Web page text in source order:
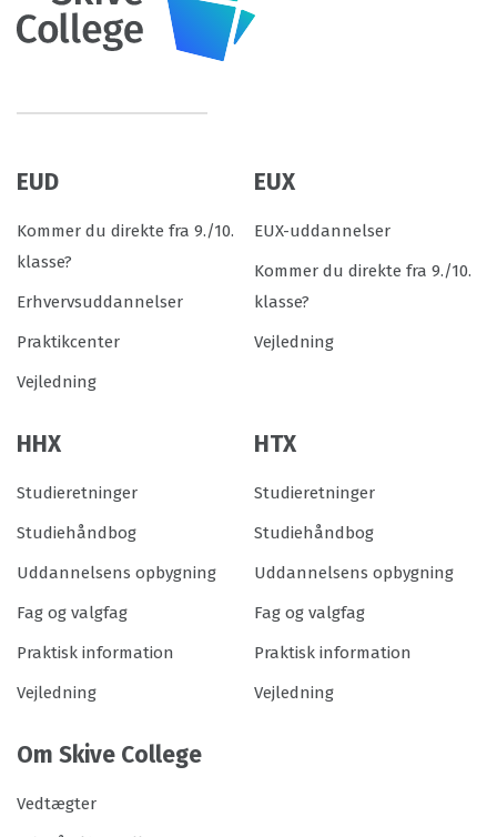
EUD
Kommer du direkte fra 9./10.
klasse?
Erhvervsuddannelser
Praktikcenter
Vejledning
EUX
EUX-uddannelser
Kommer du direkte fra 9./10.
klasse?
Vejledning
HHX
Studieretninger
Studiehåndbog
Uddannelsens opbygning
Fag og valgfag
Praktisk information
Vejledning
HTX
Studieretninger
Studiehåndbog
Uddannelsens opbygning
Fag og valgfag
Praktisk information
Vejledning
Om Skive College
Vedtægter